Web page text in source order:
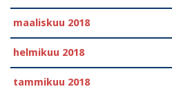
maaliskuu 2018
helmikuu 2018
tammikuu 2018